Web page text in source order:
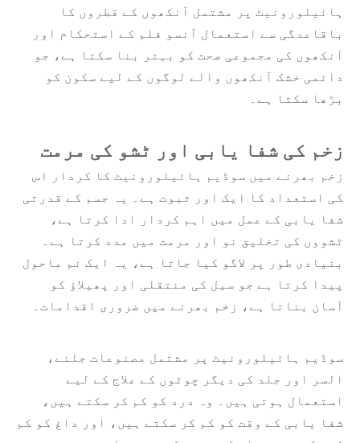
ہائیلورونیٹ پر مشتمل آنکھوں کے قطروں کا
باقاعدگی سے استعمال آنسو فلم کے استحکام اور
آنکھوں کی مجموعی صحت کو بہتر بنا سکتا ہے، جو
دائمی خشک آنکھوں والے لوگوں کے لیے سکون کو
بڑھا سکتا ہے۔
زخم کی شفا یابی اور ٹشو کی مرمت
زخم بھرنے میں سوڈیم ہائیلورونیٹ کا کردار اس
کی استعداد کا ایک اور ثبوت ہے۔ یہ جسم کے قدرتی
شفا یابی کے عمل میں اہم کردار ادا کرتا ہے،
ٹشووں کی تخلیق نو اور مرمت میں مدد کرتا ہے۔
بنیادی طور پر لاگو کیا جاتا ہے، یہ ایک نم ماحول
پیدا کرتا ہے جو سیل کی منتقلی اور پھیلاؤ کو
آسان بناتا ہے، زخم بھرنے میں ضروری اقدامات۔
سوڈیم ہائیلورونیٹ پر مشتمل مصنوعات جلنے،
السر اور جلد کی دیگر چوٹوں کے علاج کے لیے
استعمال ہوتی ہیں۔ وہ درد کو کم کر سکتے ہیں،
شفا یابی کے وقت کو کم کر سکتے ہیں، اور داغ کو کم